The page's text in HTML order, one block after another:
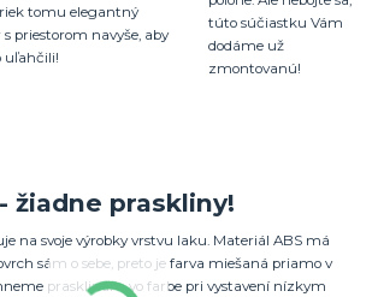
túto súčiastku Vám
dodáme už
zmontovanú!
tomu elegantný
priestorom navyše, aby
uľahčili!
žiadne praskliny!
na svoje výrobky vrstvu laku. Materiál ABS má
sám o sebe, preto je farva miešaná priamo v
prasklinám vo farbe pri vystavení nízkym